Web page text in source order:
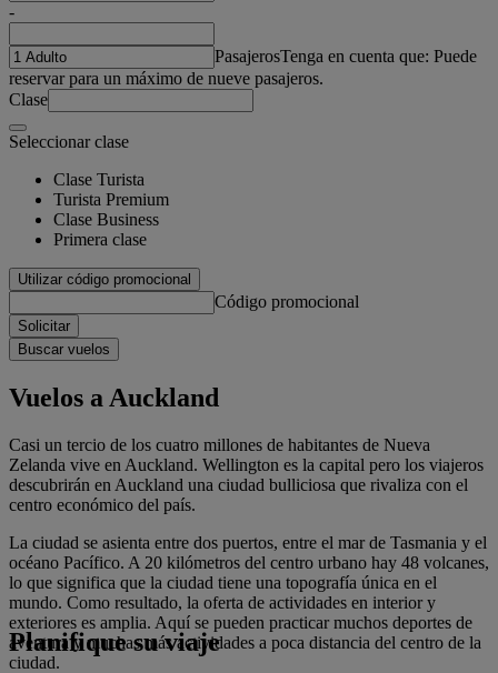
-
PasajerosTenga en cuenta que: Puede
reservar para un máximo de nueve pasajeros.
Clase
Seleccionar clase
Clase Turista
Turista Premium
Clase Business
Primera clase
Utilizar código promocional
Código promocional
Solicitar
Buscar vuelos
Vuelos a Auckland
Casi un tercio de los cuatro millones de habitantes de Nueva
Zelanda vive en Auckland. Wellington es la capital pero los viajeros
descubrirán en Auckland una ciudad bulliciosa que rivaliza con el
centro económico del país.
La ciudad se asienta entre dos puertos, entre el mar de Tasmania y el
océano Pacífico. A 20 kilómetros del centro urbano hay 48 volcanes,
lo que significa que la ciudad tiene una topografía única en el
mundo. Como resultado, la oferta de actividades en interior y
exteriores es amplia. Aquí se pueden practicar muchos deportes de
aventura y muchas más actividades a poca distancia del centro de la
ciudad.
Planifique su viaje